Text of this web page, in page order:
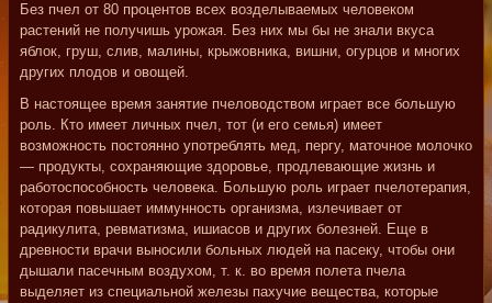
Без пчел от 80 процентов всех возделываемых человеком
растений не получишь урожая. Без них мы бы не знали вкуса
яблок, груш, слив, малины, крыжовника, вишни, огурцов и многих
других плодов и овощей.
В настоящее время занятие пчеловодством играет все большую
роль. Кто имеет личных пчел, тот (и его семья) имеет
возможность постоянно употреблять мед, пергу, маточное молочко
— продукты, сохраняющие здоровье, продлевающие жизнь и
работоспособность человека. Большую роль играет пчелотерапия,
которая повышает иммунность организма, излечивает от
радикулита, ревматизма, ишиасов и других болезней. Еще в
древности врачи выносили больных людей на пасеку, чтобы они
дышали пасечным воздухом, т. к. во время полета пчела
выделяет из специальной железы пахучие вещества, которые